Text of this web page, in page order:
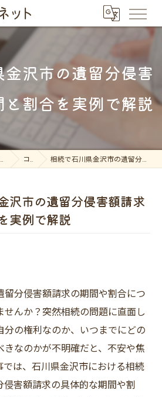
沢市の遺留分侵害
と割合を実例で解説
石川県の税理士・行政書士なら相続おたすけネット コラム 相続で石川県金沢市の遺留分侵害額請求の期間と割合を実例で解説
沢市の遺留分侵害額請求
実例で解説
留分侵害額請求の期間や割合につ
せんか？突然相続の問題に直面し
分の権利なのか、いつまでにどの
きなのかが不明確だと、不安や焦
では、石川県金沢市における相続
侵害額請求の具体的な期間や割